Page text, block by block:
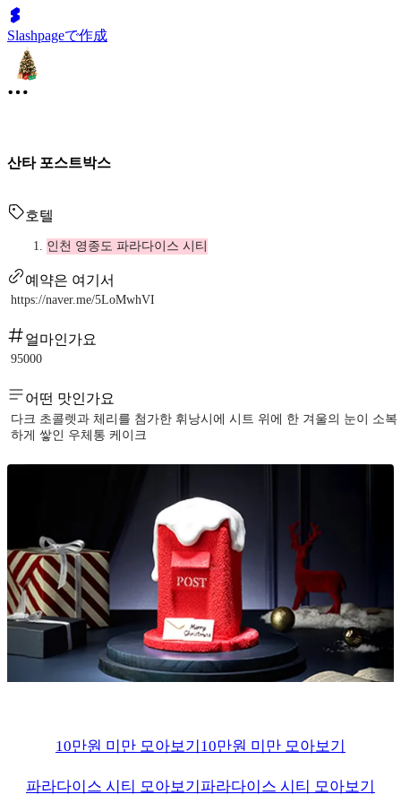
Slashpageで作成
산타 포스트박스
호텔
인천 영종도 파라다이스 시티
예약은 여기서
https://naver.me/5LoMwhVI
얼마인가요
95000
어떤 맛인가요
다크 초콜렛과 체리를 첨가한 휘낭시에 시트 위에 한 겨울의 눈이 소복
하게 쌓인 우체통 케이크
10만원 미만 모아보기 10만원 미만 모아보기
파라다이스 시티 모아보기 파라다이스 시티 모아보기